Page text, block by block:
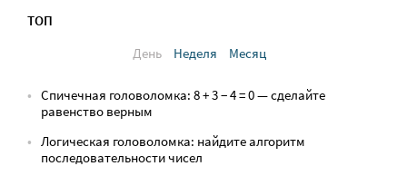
ТОП
День
Неделя Месяц
Спичечная головоломка: 8 + 3 − 4 = 0 — сделайте
равенство верным
Логическая головоломка: найдите алгоритм
последовательности чисел